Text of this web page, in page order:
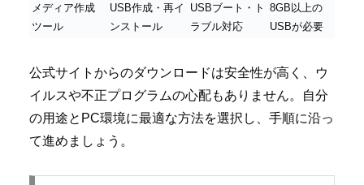
メディア作成
ツール
USB作成・再イ
ンストール
USBブート・ト
ラブル対応
8GB以上の
USBが必要
公式サイトからのダウンロードは安全性が高く、ウ
イルスや不正プログラムの心配もありません。自分
の用途とPC環境に最適な方法を選択し、手順に沿っ
て進めましょう。